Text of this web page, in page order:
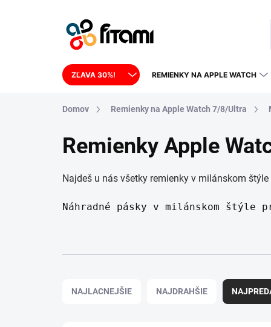
ZĽAVA 30%! REMIENKY NA APPLE WATCH
Domov Remienky na Apple Watch 7/8/Ultra
Remienky Apple
Najdeš u nás všetky remienky v milánskom štýle
Náhradné pásky v milánskom štýle
NAJLACNEJŠIE NAJDRAHŠIE